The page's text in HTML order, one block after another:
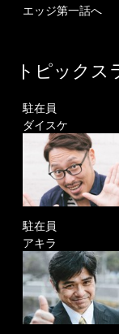
エッジ第一話へ
トピックス
駐在員
ダイスケ
駐在員
アキラ